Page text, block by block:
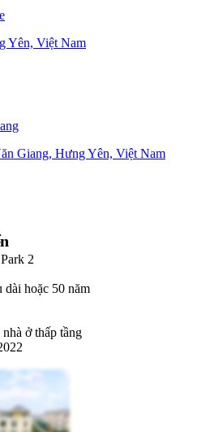
Yên, Việt Nam
Giang, Hưng Yên, Việt Nam
2
dài hoặc 50 năm
nhà ở thấp tầng